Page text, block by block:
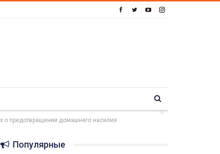
о предотвращении домашнего насилия
Популярные